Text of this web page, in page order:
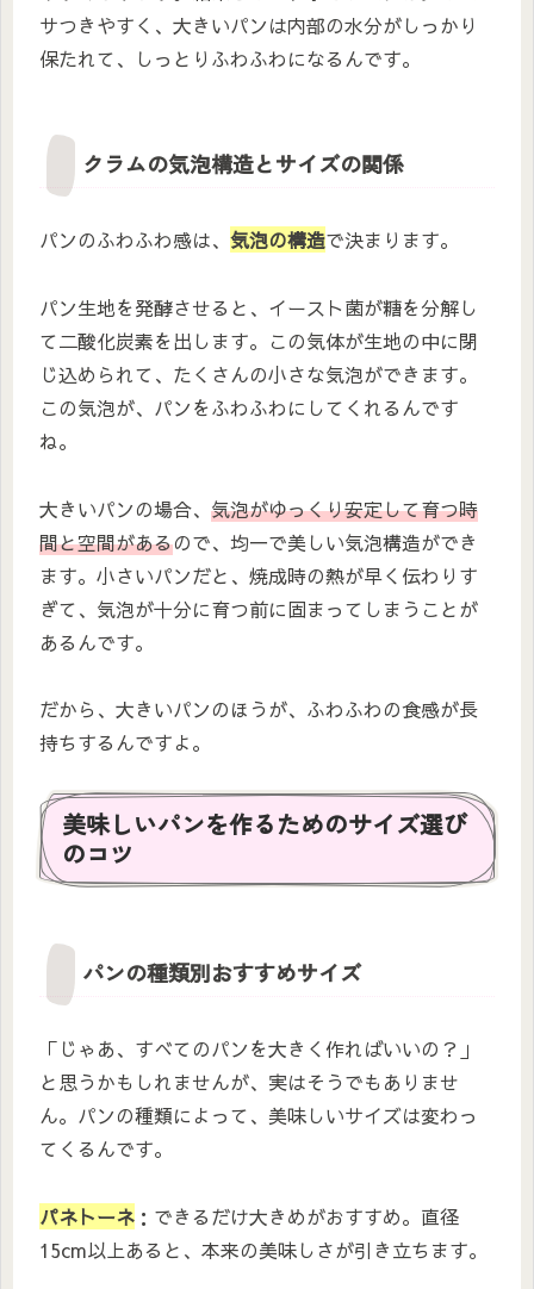
サつきやすく、大きいパンは内部の水分がしっかり
保たれて、しっとりふわふわになるんです。
クラムの気泡構造とサイズの関係
パンのふわふわ感は、 気泡の構造で決まります。
パン生地を発酵させると、イースト菌が糖を分解し
て二酸化炭素を出します。この気体が生地の中に閉
じ込められて、たくさんの小さな気泡ができます。
この気泡が、パンをふわふわにしてくれるんです
ね。
大きいパンの場合、 気泡がゆっくり安定して育つ時
間と空間があるので、均一で美しい気泡構造ができ
ます。小さいパンだと、焼成時の熱が早く伝わりす
ぎて、気泡が十分に育つ前に固まってしまうことが
あるんです。
だから、大きいパンのほうが、ふわふわの食感が長
持ちするんですよ。
美味しいパンを作るためのサイズ選び
のコツ
パンの種類別おすすめサイズ
「じゃあ、すべてのパンを大きく作ればいいの？」
と思うかもしれませんが、実はそうでもありませ
ん。パンの種類によって、美味しいサイズは変わっ
てくるんです。
パネトーネ ：できるだけ大きめがおすすめ。直径
15cm以上あると、本来の美味しさが引き立ちます。